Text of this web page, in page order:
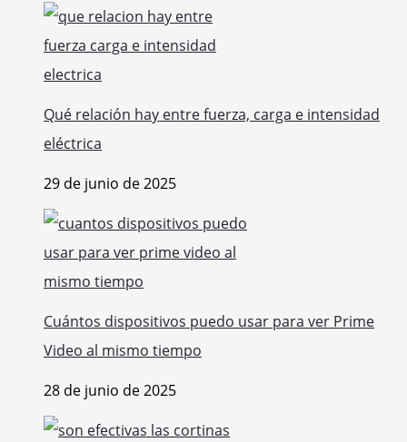
Qué relación hay entre fuerza, carga e intensidad
eléctrica
29 de junio de 2025
Cuántos dispositivos puedo usar para ver Prime
Video al mismo tiempo
28 de junio de 2025